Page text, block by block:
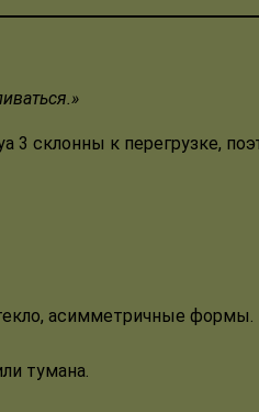
3 склонны к перегрузке,
асимметричные формы.
тумана.